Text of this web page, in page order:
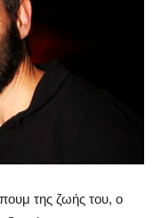
της ζωής του, ο